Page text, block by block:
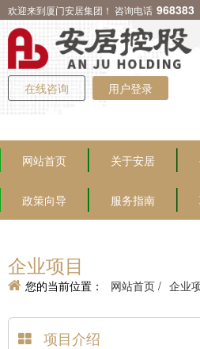
欢迎来到厦门安居集团！ 咨询电话 968383
在线咨询 用户登录
网站首页 关于安居
政策向导 服务指南
企业项目
您的当前位置： 网站首页 / 企业
项目介绍